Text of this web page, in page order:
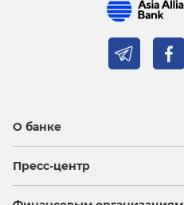
О банке
Пресс-центр